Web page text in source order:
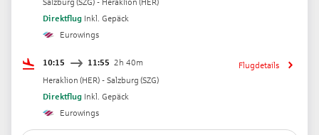
Salzburg (SZG) - Heraklion (HER)
Direktflug Inkl. Gepäck
Eurowings
10:15 11:55 2h 40m
Heraklion (HER) - Salzburg (SZG)
Direktflug Inkl. Gepäck
Eurowings
Flugdetails